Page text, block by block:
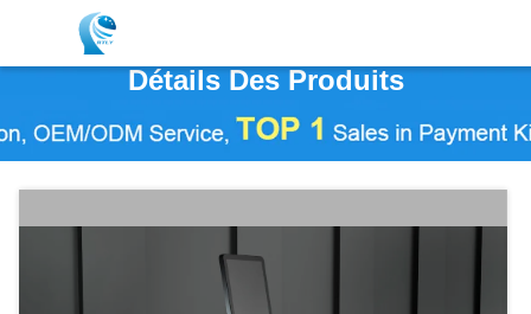
Détails Des Produits